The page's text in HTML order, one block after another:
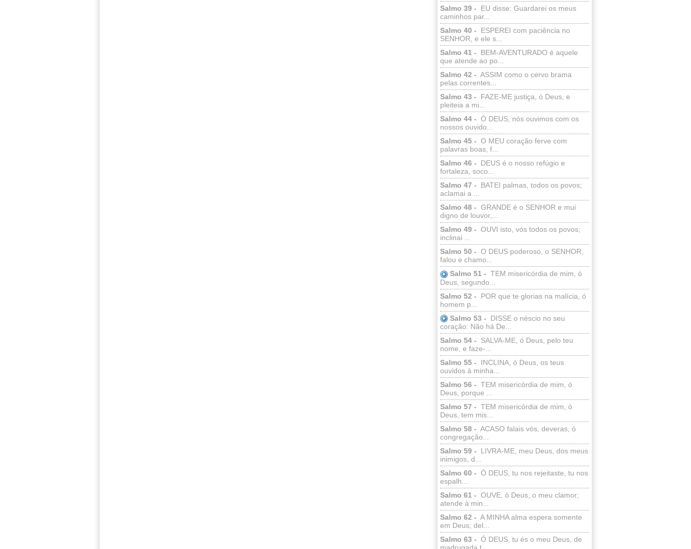
Salmo 39 -
EU disse: Guardarei os meus
caminhos par...
Salmo 40 -
ESPEREI com paciência no
SENHOR, e ele s...
Salmo 41 -
BEM-AVENTURADO é aquele
que atende ao po...
Salmo 42 - ASSIM como o cervo brama
pelas correntes...
Salmo 43 -
FAZE-ME justiça, ó Deus, e
pleiteia a mi...
Salmo 44 - Ó DEUS, nós ouvimos com os
nossos ouvido...
Salmo 45 - O MEU coração ferve com
palavras boas, f...
Salmo 46 -
DEUS é o nosso refúgio e
fortaleza, soco...
Salmo 47 -
BATEI palmas, todos os povos;
aclamai a ...
Salmo 48 - GRANDE é o SENHOR e mui
digno de louvor,...
Salmo 49 - OUVI isto, vós todos os povos;
inclinai ...
Salmo 50 - O DEUS poderoso, o SENHOR,
falou e chamo...
Salmo 51 - TEM misericórdia de mim, ó
Deus, segundo...
Salmo 52 -
POR que te glorias na malícia, ó
homem p...
Salmo 53 -
DISSE o néscio no seu
coração: Não há De...
Salmo 54 -
SALVA-ME, ó Deus, pelo teu
nome, e faze-...
Salmo 55 -
INCLINA, ó Deus, os teus
ouvidos à minha...
Salmo 56 - TEM misericórdia de mim, ó
Deus, porque ...
Salmo 57 - TEM misericórdia de mim, ó
Deus, tem mis...
Salmo 58 - ACASO falais vós, deveras, ó
congregação...
Salmo 59 -
LIVRA-ME, meu Deus, dos meus
inimigos, d...
Salmo 60 - Ó DEUS, tu nos rejeitaste, tu nos
espalh...
Salmo 61 - OUVE, ó Deus, o meu clamor;
atende à min...
Salmo 62 - A MINHA alma espera somente
em Deus; del...
Salmo 63 - Ó DEUS, tu és o meu Deus, de